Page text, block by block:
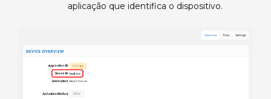
aplicação que identifica o dispositivo.